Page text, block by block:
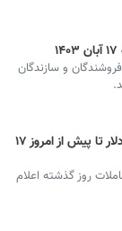
و سازندگان
آخرین قیمت طلا، سکه و دلار تا پیش از امروز ۱۷
روز گذشته اعلام